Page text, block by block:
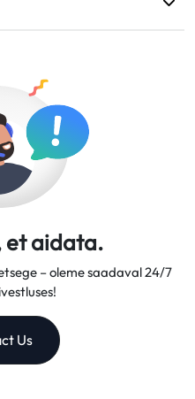
et aidata.
– oleme saadaval 24/7
Us